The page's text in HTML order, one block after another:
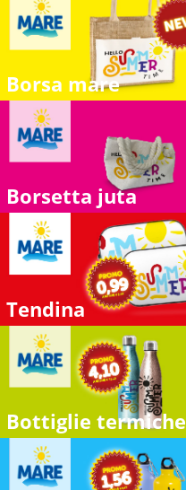
Borsa mare
Borsetta juta
Tendina
Bottiglie termiche